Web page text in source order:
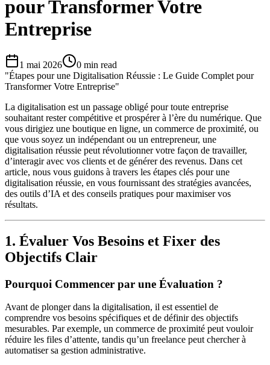
pour Transformer Votre
Entreprise
1 mai 2026 0 min read
"Étapes pour une Digitalisation Réussie : Le Guide Complet pour
Transformer Votre Entreprise"
La digitalisation est un passage obligé pour toute entreprise
souhaitant rester compétitive et prospérer à l’ère du numérique. Que
vous dirigiez une boutique en ligne, un commerce de proximité, ou
que vous soyez un indépendant ou un entrepreneur, une
digitalisation réussie peut révolutionner votre façon de travailler,
d’interagir avec vos clients et de générer des revenus. Dans cet
article, nous vous guidons à travers les étapes clés pour une
digitalisation réussie, en vous fournissant des stratégies avancées,
des outils d’IA et des conseils pratiques pour maximiser vos
résultats.
1. Évaluer Vos Besoins et Fixer des
Objectifs Clair
Pourquoi Commencer par une Évaluation ?
Avant de plonger dans la digitalisation, il est essentiel de
comprendre vos besoins spécifiques et de définir des objectifs
mesurables. Par exemple, un commerce de proximité peut vouloir
réduire les files d’attente, tandis qu’un freelance peut chercher à
automatiser sa gestion administrative.